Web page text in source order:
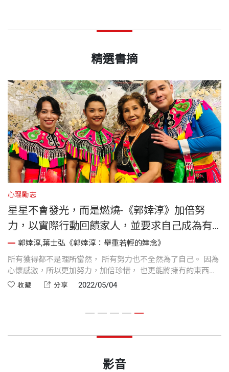
精選書摘
心理勵志
星星不會發光，而是燃燒-《郭婞淳》加倍努
力，以實際行動回饋家人，並要求自己成為有
能力幫助別人的那顆星星
郭婞淳,葉士弘《郭婞淳：舉重若輕的婞念》
所有獲得都不是理所當然， 所有努力也不全然為了自己。 因為
心懷感激，所以更加努力，加倍珍惜， 也更能將擁有的東西再
給予出去。感恩，是《郭婞淳》堅持的婞念，也是旅程出發的
收藏 分享 2022/05/04
影音